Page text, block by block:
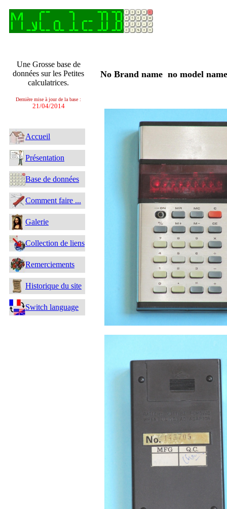
Une Grosse base de
données sur les Petites
calculatrices.
Dernière mise à jour de la base :
21/04/2014
Accueil
Présentation
Base de données
Comment faire ...
Galerie
Collection de liens
Remerciements
Historique du site
Switch language
No Brand name no model